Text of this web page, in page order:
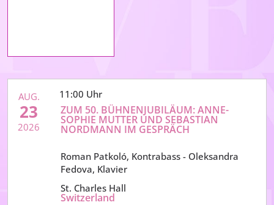
23
AUG.
2026
ZUM 50. BÜHNENJUBILÄUM: ANNE-
SOPHIE MUTTER UND SEBASTIAN
NORDMANN IM GESPRÄCH
11:00
St. Charles Hall
Switzerland
Roman Patkoló, Kontrabass - Oleksandra
Fedova, Klavier